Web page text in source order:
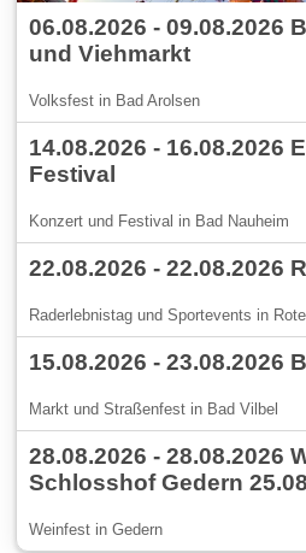
06.08.2026 - 09.08.2026
und Viehmarkt
Volksfest in Bad Arolsen
14.08.2026 - 16.08.2026
Festival
Konzert und Festival in Bad Nauheim
22.08.2026 - 22.08.2026
Raderlebnistag und Sportevents in
15.08.2026 - 23.08.2026
Markt und Straßenfest in Bad Vilbel
28.08.2026 - 28.08.2026
Schlosshof Gedern
Weinfest in Gedern